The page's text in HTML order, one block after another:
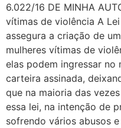
6.022/16 DE MINHA
vítimas de violência A
assegura a criação de
mulheres vítimas de
elas podem ingressar
carteira assinada,
que na maioria das
essa lei, na intenção de
sofrendo vários abusos